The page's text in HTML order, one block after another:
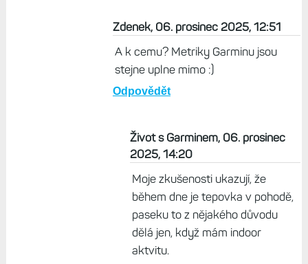
nekdo nosi jen na spanek a sport, tak to
naprosto dostacuje a nic mu nechybi.
Odpovědět
A co tepovku a stres během dnes?
Odpovědět
Zdenek, 06. prosinec 2025, 12:51
A k cemu? Metriky Garminu jsou
stejne uplne mimo :)